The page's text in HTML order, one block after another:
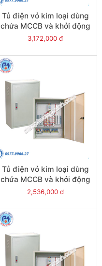
Tủ điện vỏ kim loại dùng
chứa MCCB và khởi động
từ - Model CKE10+3
3,172,000 đ
Tủ điện vỏ kim loại dùng
chứa MCCB và khởi động
từ - Model CKE10+1
2,536,000 đ